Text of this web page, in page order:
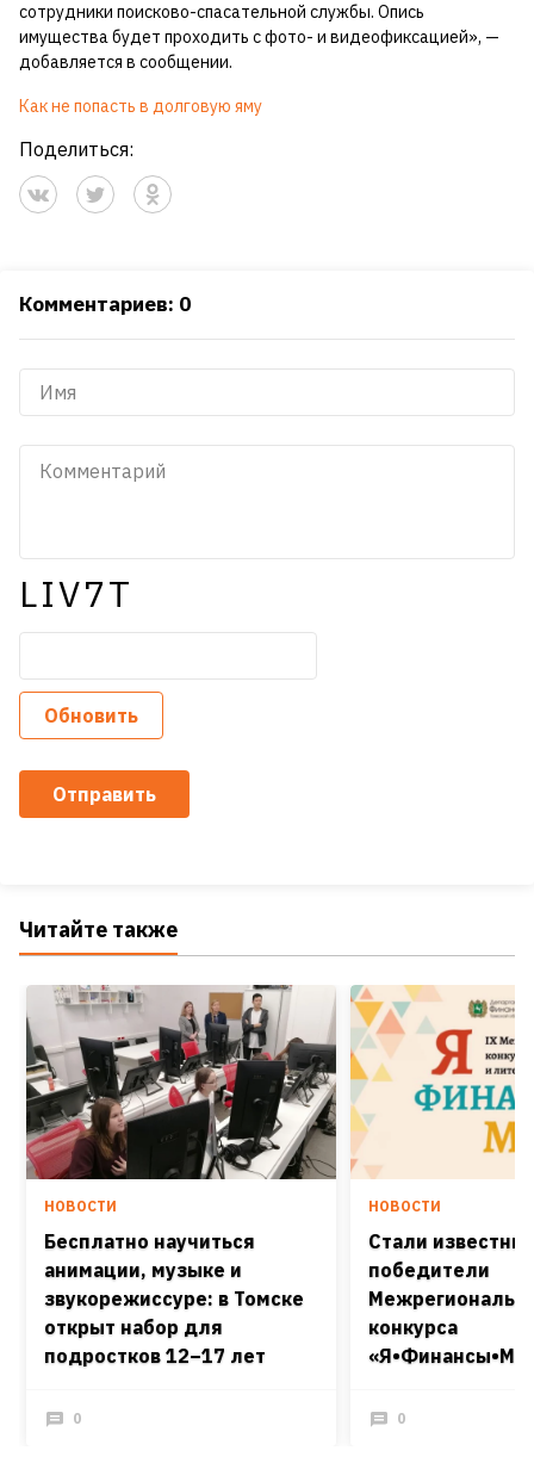
сотрудники поисково-спасательной службы. Опись
имущества будет проходить с фото- и видеофиксацией», —
добавляется в сообщении.
Как не попасть в долговую яму
Поделиться:
Комментариев: 0
LIV7T
Обновить
Отправить
Читайте также
НОВОСТИ
Бесплатно научиться
анимации, музыке и
звукорежиссуре: в Томске
открыт набор для
подростков 12–17 лет
0
НОВОСТИ
Стали известны
победители
конкурса
0